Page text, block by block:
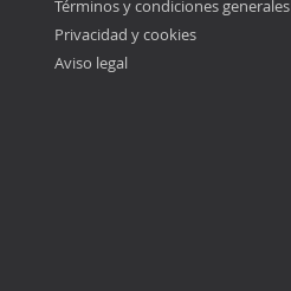
Términos y condiciones generales
Privacidad y cookies
Aviso legal